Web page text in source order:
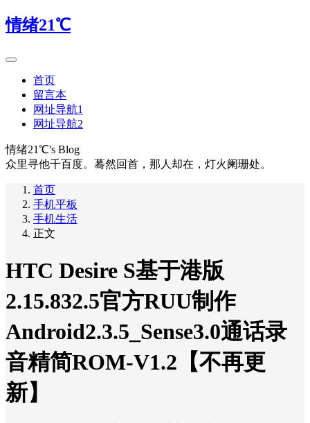
情绪21℃
首页
留言本
网址导航1
网址导航2
情绪21℃'s Blog
众里寻他千百度。蓦然回首，那人却在，灯火阑珊处。
首页
手机平板
手机生活
正文
HTC Desire S基于港版
2.15.832.5官方RUU制作
Android2.3.5_Sense3.0通话录
音精简ROM-V1.2【不再更
新】